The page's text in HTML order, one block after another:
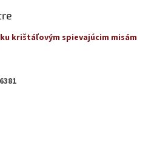
krištáľovým spievajúcim misám